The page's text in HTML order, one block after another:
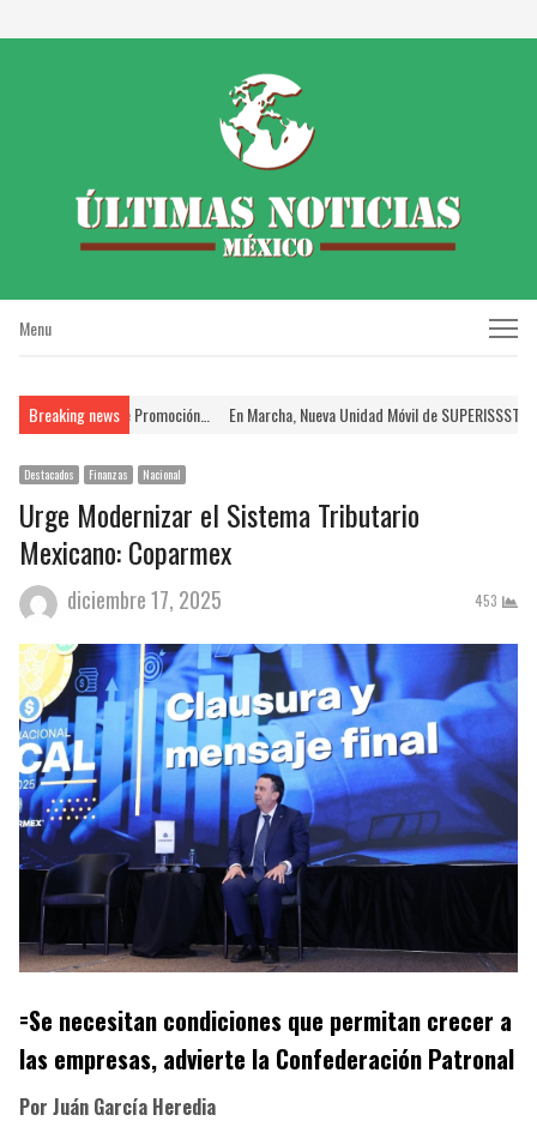
Menu
Menu
Breaking news
el Proceso de Promoción… En Marcha, Nueva Unidad Móvil de SUPERISSSTE;
Destacados Finanzas Nacional
Urge Modernizar el Sistema Tributario
Mexicano: Coparmex
diciembre 17, 2025 453
=Se necesitan condiciones que permitan crecer a
las empresas, advierte la Confederación Patronal
Por Juán García Heredia